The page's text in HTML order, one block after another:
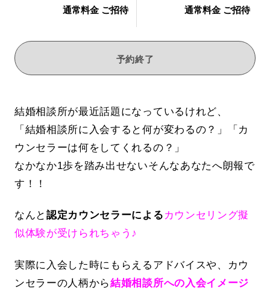
通常料金 ご招待 通常料金 ご招待
予約終了
結婚相談所が最近話題になっているけれど、
「結婚相談所に入会すると何が変わるの？」「カ
ウンセラーは何をしてくれるの？」
なかなか1歩を踏み出せないそんなあなたへ朗報で
す！！
なんと 認定カウンセラーによる カウンセリング擬
似体験が受けられちゃう♪
実際に入会した時にもらえるアドバイスや、カウ
ンセラーの人柄から結婚相談所への入会イメージ